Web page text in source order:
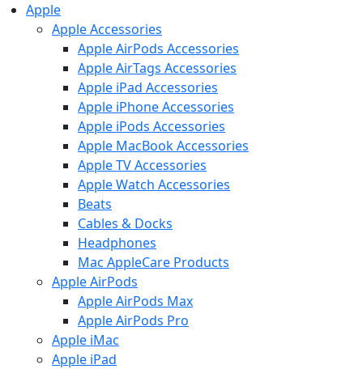
Apple
Apple Accessories
Apple AirPods Accessories
Apple AirTags Accessories
Apple iPad Accessories
Apple iPhone Accessories
Apple iPods Accessories
Apple MacBook Accessories
Apple TV Accessories
Apple Watch Accessories
Beats
Cables & Docks
Headphones
Mac AppleCare Products
Apple AirPods
Apple AirPods Max
Apple AirPods Pro
Apple iMac
Apple iPad